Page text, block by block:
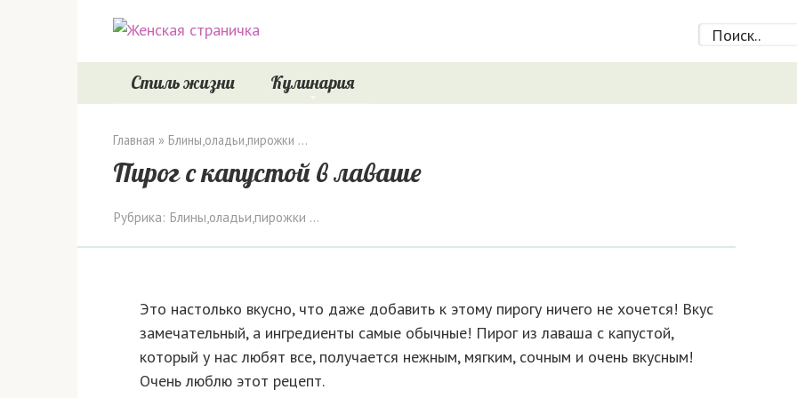
Стиль жизни Кулинария
Главная » Блины,оладьи,пирожки ...
Пирог с капустой в лаваше
Рубрика: Блины,оладьи,пирожки ...
Это настолько вкусно, что даже добавить к этому пирогу ничего не хочется! Вкус
замечательный, а ингредиенты самые обычные! Пирог из лаваша с капустой,
который у нас любят все, получается нежным, мягким, сочным и очень вкусным!
Очень люблю этот рецепт.